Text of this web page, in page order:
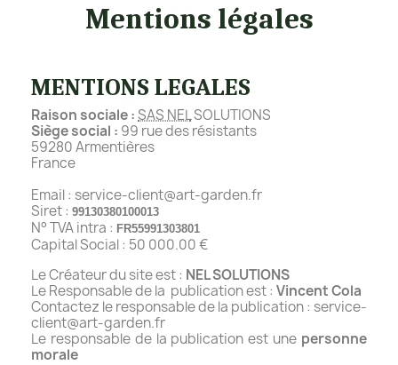
Mentions légales
MENTIONS LEGALES
Raison sociale :SAS NELSOLUTIONS
Siège social : 99 rue des résistants
59280 Armentières
France
Email : service-client@art-garden.fr
Siret : 99130380100013
N° TVA intra : FR55991303801
Capital Social : 50 000.00 €
Le Créateur du site est : NEL SOLUTIONS
Le Responsable de la publication est : Vincent Cola
Contactez le responsable de la publication : service-
client@art-garden.fr
Le responsable de la publication est une personne
morale